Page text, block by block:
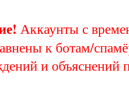
Аккаунты с
к ботам/
и объяснений